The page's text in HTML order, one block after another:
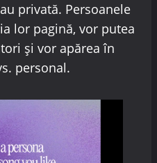
privată. Persoanele
lor pagină, vor putea
și vor apărea în
personal.